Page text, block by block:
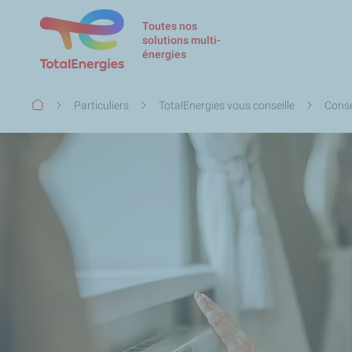
Toutes nos
solutions multi-
énergies
Fil
Particuliers TotalEnergies vous conseille